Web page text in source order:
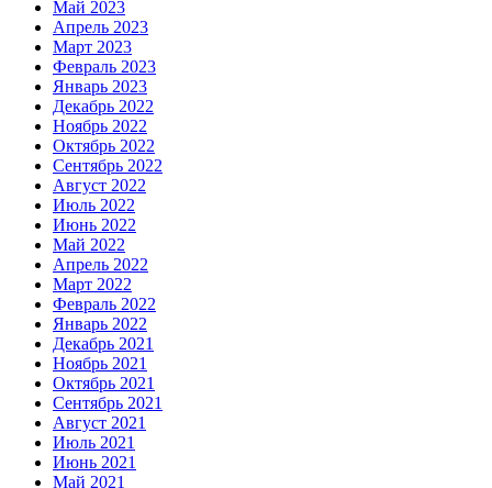
Май 2023
Апрель 2023
Март 2023
Февраль 2023
Январь 2023
Декабрь 2022
Ноябрь 2022
Октябрь 2022
Сентябрь 2022
Август 2022
Июль 2022
Июнь 2022
Май 2022
Апрель 2022
Март 2022
Февраль 2022
Январь 2022
Декабрь 2021
Ноябрь 2021
Октябрь 2021
Сентябрь 2021
Август 2021
Июль 2021
Июнь 2021
Май 2021